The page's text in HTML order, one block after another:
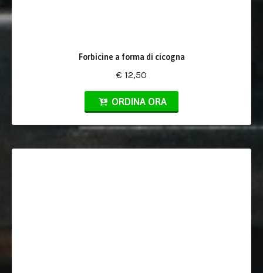
Forbicine a forma di cicogna
€ 12,50
ORDINA ORA